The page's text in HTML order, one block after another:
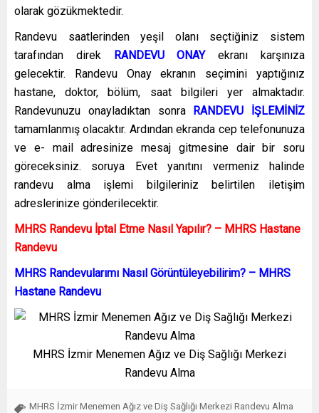
olarak gözükmektedir.
Randevu saatlerinden yeşil olanı seçtiğiniz sistem
tarafından direk RANDEVU ONAYekranı karşınıza
gelecektir. Randevu Onay ekranın seçimini yaptığınız
hastane, doktor, bölüm, saat bilgileri yer almaktadır.
Randevunuzu onayladıktan sonraRANDEVU İŞLEMİNİZ
tamamlanmış olacaktır. Ardından ekranda cep telefonunuza
ve e- mail adresinize mesaj gitmesine dair bir soru
göreceksiniz. soruya Evet yanıtını vermeniz halinde
randevu alma işlemi bilgileriniz belirtilen iletişim
adreslerinize gönderilecektir.
MHRS Randevu İptal Etme Nasıl Yapılır? – MHRS Hastane
Randevu
MHRS Randevularımı Nasıl Görüntüleyebilirim? – MHRS
Hastane Randevu
MHRS İzmir Menemen Ağız ve Diş Sağlığı Merkezi
Randevu Alma
MHRS İzmir Menemen Ağız ve Diş Sağlığı Merkezi Randevu Alma